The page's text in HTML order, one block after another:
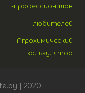
-профессионалов
-любителей
Агрохимический
калькулятор
| 2020